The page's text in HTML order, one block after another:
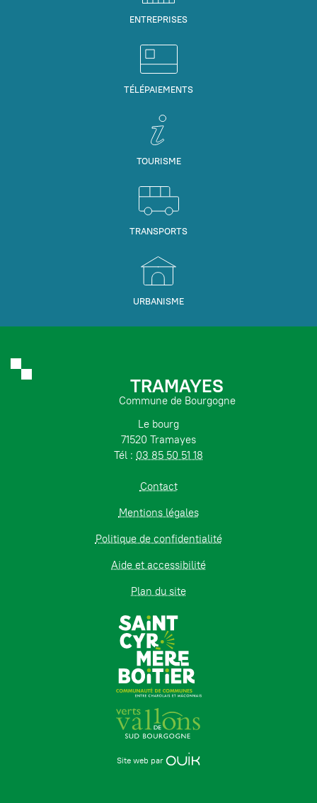
ENTREPRISES
TÉLÉPAIEMENTS
TOURISME
TRANSPORTS
URBANISME
TRAMAYES
Commune de Bourgogne
Le bourg
71520 Tramayes
Tél : 03 85 50 51 18
Contact
Mentions légales
Politique de confidentialité
Aide et accessibilité
Plan du site
Site web par